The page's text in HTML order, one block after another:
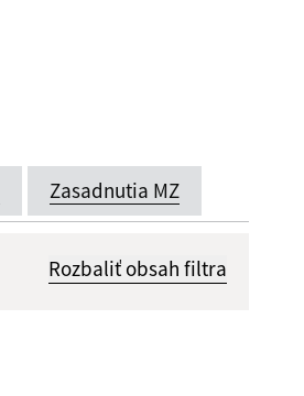
Zasadnutia MZ
Rozbaliť obsah filtra